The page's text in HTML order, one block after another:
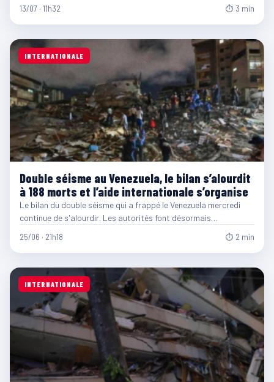
13/07 · 11h32 ⏱ 3 min
INTERNATIONALE
Double séisme au Venezuela, le bilan s’alourdit
à 188 morts et l’aide internationale s’organise
Le bilan du double séisme qui a frappé le Venezuela mercredi
continue de s'alourdir. Les autorités font désormais…
25/06 · 21h18 ⏱ 2 min
INTERNATIONALE